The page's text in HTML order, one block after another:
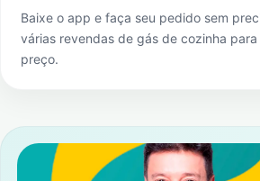
Baixe o app e faça seu pedido sem
várias revendas de gás de cozinha
preço.